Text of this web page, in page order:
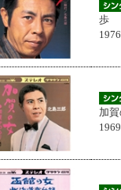
歩
加